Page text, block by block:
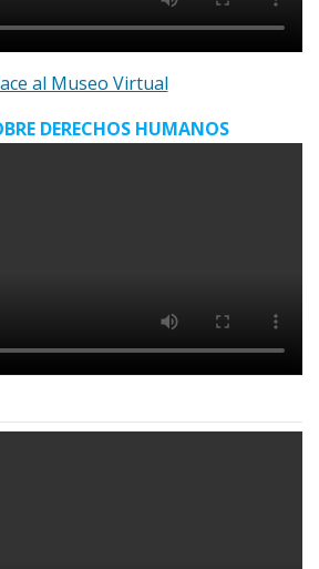
al Museo Virtual
DERECHOS HUMANOS